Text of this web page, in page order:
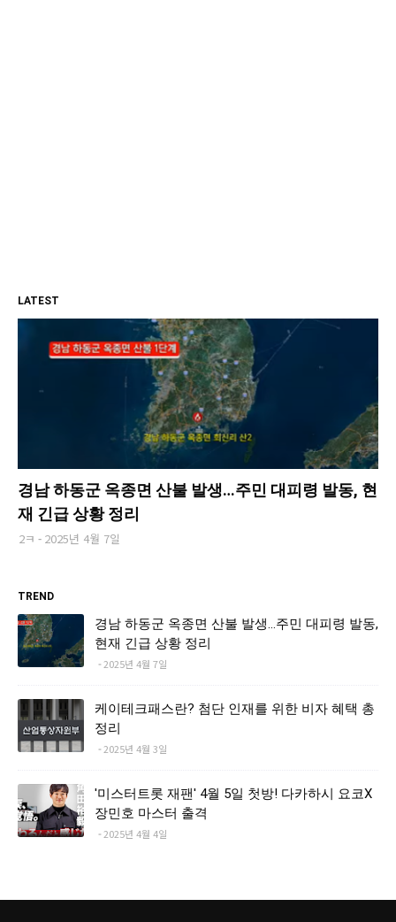
LATEST
경남 하동군 옥종면 산불 발생…주민 대피령 발동, 현
재 긴급 상황 정리
2ㅋ 2025년 4월 7일
TREND
경남 하동군 옥종면 산불 발생…주민 대피령 발동,
현재 긴급 상황 정리
2025년 4월 7일
케이테크패스란? 첨단 인재를 위한 비자 혜택 총
정리
2025년 4월 3일
'미스터트롯 재팬' 4월 5일 첫방! 다카하시 요코X
장민호 마스터 출격
2025년 4월 4일